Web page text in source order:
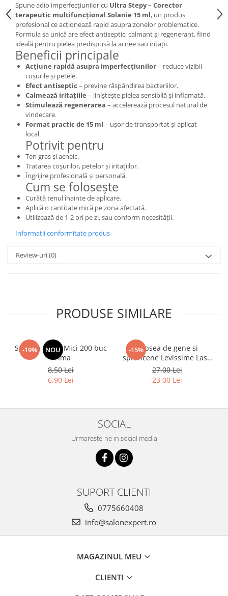
Spune adio imperfecțiunilor cu Ultra Stepy – Corector
terapeutic multifuncțional Solanie 15 ml, un produs
profesional ce acționează rapid asupra zonelor problematice.
Formula sa unică are efect antiseptic, calmant și regenerant, fiind
ideală pentru pielea predispusă la acnee sau iritații.
Beneficii principale
Acțiune rapidă asupra imperfecțiunilor– reduce vizibil
coșurile și petele.
Efect antiseptic – previne răspândirea bacteriilor.
Calmează iritațiile – liniștește pielea sensibilă și inflamată.
Stimulează regenerarea – accelerează procesul natural de
vindecare.
Format practic de 15 ml – ușor de transportat și aplicat
local.
Potrivit pentru
Ten gras și acneic.
Tratarea coșurilor, petelor și iritațiilor.
Îngrijire profesională și personală.
Cum se folosește
Curăță tenul înainte de aplicare.
Aplică o cantitate mică pe zona afectată.
Utilizează de 1-2 ori pe zi, sau conform necesității.
Informatii conformitate produs
Review-uri(0)
PRODUSE SIMILARE
-19% NOU
Spatule Lemn Mici 200 buc
Prima
8,50 Lei
6,90 Lei
-15%Vopsea de gene si
sprancene Levissime Lash
Color 7-7 Maro Deschis
15ml
27,00 Lei
23,00 Lei
SOCIAL
Urmareste-ne in social media
SUPORT CLIENTI
0775660408
info@salonexpert.ro
MAGAZINUL MEU
CLIENTI